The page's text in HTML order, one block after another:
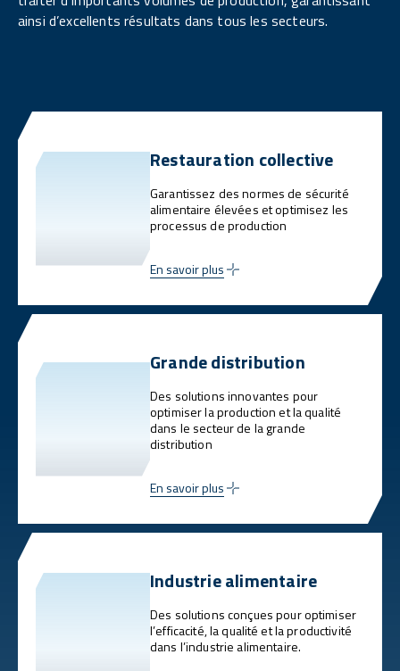
ainsi d’excellents résultats dans tous les secteurs.
Restauration collective
Garantissez des normes de sécurité
alimentaire élevées et optimisez les
processus de production
En savoir plus
Grande distribution
Des solutions innovantes pour
optimiser la production et la qualité
dans le secteur de la grande
distribution
En savoir plus
Industrie alimentaire
Des solutions conçues pour optimiser
l’efficacité, la qualité et la productivité
dans l’industrie alimentaire.